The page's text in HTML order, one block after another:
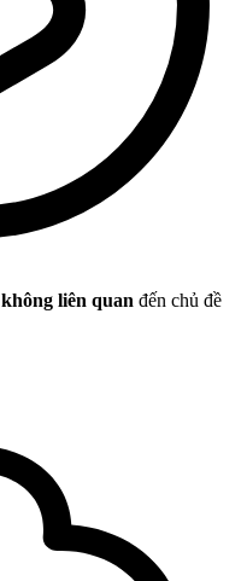
không liên quan đến chủ đề